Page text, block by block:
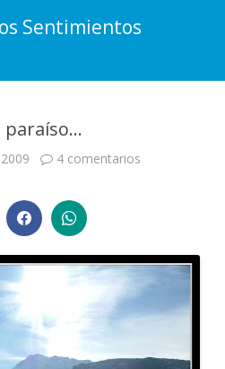
Sentimientos
paraíso…
4 comentarios